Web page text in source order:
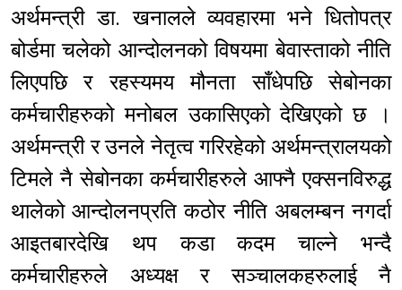
अर्थमन्त्री डा. खनालले व्यवहारमा भने धितोपत्र
बोर्डमा चलेको आन्दोलनको विषयमा बेवास्ताको नीति
लिएपछि र रहस्यमय मौनता साँधेपछि सेबोनका
कर्मचारीहरुको मनोबल उकासिएको देखिएको छ ।
अर्थमन्त्री र उनले नेतृत्व गरिरहेको अर्थमन्त्रालयको
टिमले नै सेबोनका कर्मचारीहरुले आफ्नै एक्सनविरुद्ध
थालेको आन्दोलनप्रति कठोर नीति अबलम्बन नगर्दा
आइतबारदेखि थप कडा कदम चाल्ने भन्दै
कर्मचारीहरुले अध्यक्ष र सञ्चालकहरुलाई नै